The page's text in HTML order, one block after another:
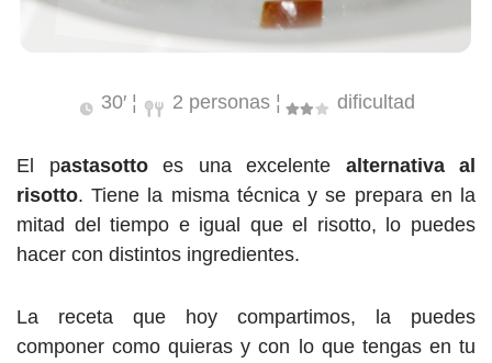
30′ ¦ 2 personas ¦ dificultad
El pastasottoes una excelente alternativa al
risotto. Tiene la misma técnica y se prepara en la
mitad del tiempo e igual que el risotto, lo puedes
hacer con distintos ingredientes.
La receta que hoy compartimos, la puedes
componer como quieras y con lo que tengas en tu